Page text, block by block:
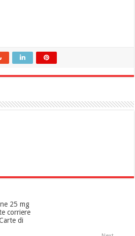
25 mg
corriere
di